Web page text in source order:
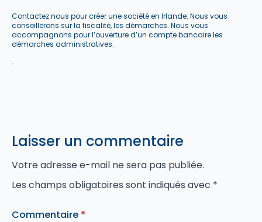
Contactez nous pour créer une société en Irlande. Nous vous
conseillerons sur la fiscalité, les démarches. Nous vous
accompagnons pour l’ouverture d’un compte bancaire les
démarches administratives.
Laisser un commentaire
Votre adresse e-mail ne sera pas publiée.
Les champs obligatoires sont indiqués avec *
Commentaire *